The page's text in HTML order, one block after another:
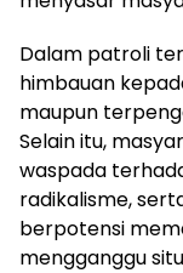
Dalam patroli
himbauan
maupun
Selain itu,
waspada
radikalisme,
berpotensi
mengganggu